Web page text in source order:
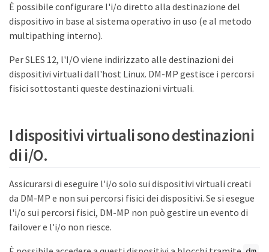
È possibile configurare l'i/o diretto alla destinazione del
dispositivo in base al sistema operativo in uso (e al metodo
multipathing interno).
Per SLES 12, l'I/O viene indirizzato alle destinazioni dei
dispositivi virtuali dall'host Linux. DM-MP gestisce i percorsi
fisici sottostanti queste destinazioni virtuali.
I dispositivi virtuali sono destinazioni
di i/O.
Assicurarsi di eseguire l'i/o solo sui dispositivi virtuali creati
da DM-MP e non sui percorsi fisici dei dispositivi. Se si esegue
l'i/o sui percorsi fisici, DM-MP non può gestire un evento di
failover e l'i/o non riesce.